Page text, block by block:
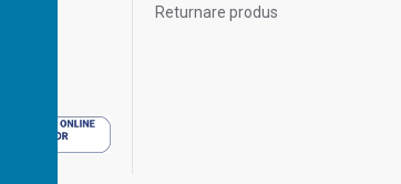
Returnare produs